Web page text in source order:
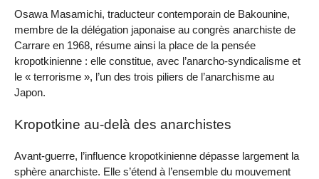
Osawa Masamichi, traducteur contemporain de Bakounine,
membre de la délégation japonaise au congrès anarchiste de
Carrare en 1968, résume ainsi la place de la pensée
kropotkinienne : elle constitue, avec l’anarcho-syndicalisme et
le « terrorisme », l’un des trois piliers de l’anarchisme au
Japon.
Kropotkine au-delà des anarchistes
Avant-guerre, l’influence kropotkinienne dépasse largement la
sphère anarchiste. Elle s’étend à l’ensemble du mouvement